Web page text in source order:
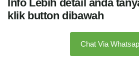
Info Lebih detail anda
klik button dibawah
Chat Via